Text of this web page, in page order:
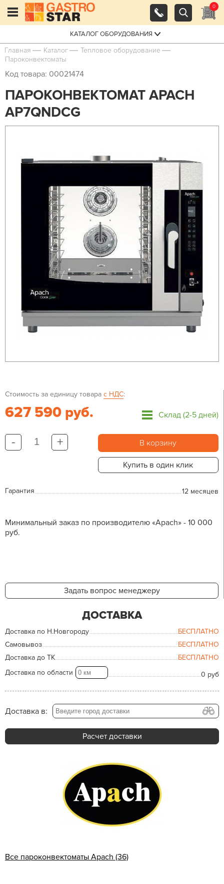
0
КАТАЛОГ ОБОРУДОВАНИЯ
Главная Каталог
Тепловое оборудование
Пароконвектоматы
Код товара: 00021474
ПАРОКОНВЕКТОМАТ APACH
AP7QNDCG
Стоимость за единицу товара с НДС:
627 590 руб. Склад (2-5 дней)
- + В корзину
Купить в один клик
Гарантия 12 месяцев
Минимальный заказ по производителю «Apach» - 10 000
руб.
Задать вопрос менеджеру
ДОСТАВКА
Доставка по Н.Новгороду
БЕСПЛАТНО
Самовывоз
БЕСПЛАТНО
Доставка до ТК
БЕСПЛАТНО
Доставка по области
0 руб
Доставка в:
Расчет доставки
Все пароконвектоматы Apach (36)